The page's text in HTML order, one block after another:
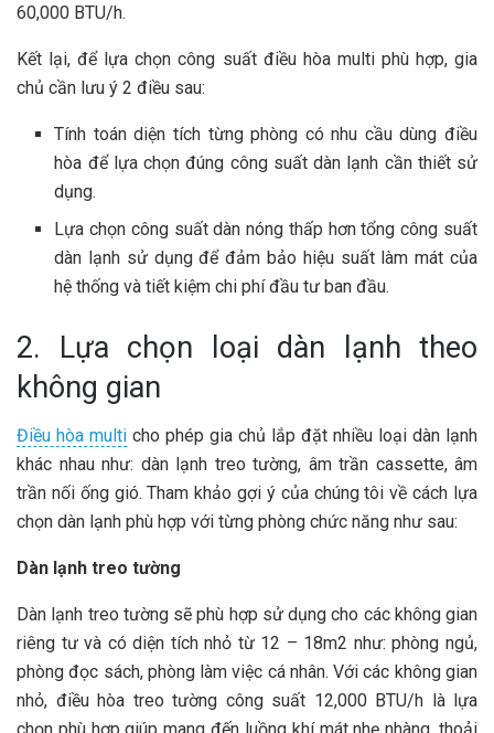
60,000 BTU/h.
Kết lại, để lựa chọn công suất điều hòa multi phù hợp, gia
chủ cần lưu ý 2 điều sau:
Tính toán diện tích từng phòng có nhu cầu dùng điều
hòa để lựa chọn đúng công suất dàn lạnh cần thiết sử
dụng.
Lựa chọn công suất dàn nóng thấp hơn tổng công suất
dàn lạnh sử dụng để đảm bảo hiệu suất làm mát của
hệ thống và tiết kiệm chi phí đầu tư ban đầu.
2. Lựa chọn loại dàn lạnh theo
không gian
Điều hòa multi cho phép gia chủ lắp đặt nhiều loại dàn lạnh
khác nhau như: dàn lạnh treo tường, âm trần cassette, âm
trần nối ống gió. Tham khảo gợi ý của chúng tôi về cách lựa
chọn dàn lạnh phù hợp với từng phòng chức năng như sau:
Dàn lạnh treo tường
Dàn lạnh treo tường sẽ phù hợp sử dụng cho các không gian
riêng tư và có diện tích nhỏ từ 12 – 18m2 như: phòng ngủ,
phòng đọc sách, phòng làm việc cá nhân. Với các không gian
nhỏ, điều hòa treo tường công suất 12,000 BTU/h là lựa